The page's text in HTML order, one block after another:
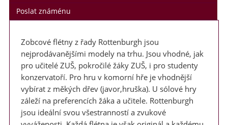
Poslat známénu
Zobcové flétny z řady Rottenburgh jsou
nejprodávanějšími modely na trhu. Jsou vhodné, jak
pro učitelé ZUŠ, pokročilé žáky ZUŠ, i pro studenty
konzervatoří. Pro hru v komorní hře je vhodnější
vybírat z měkých dřev (javor,hruška). U sólové hry
záleží na preferencích žáka a učitele. Rottenburgh
jsou ideální svou všestranností a zvukové